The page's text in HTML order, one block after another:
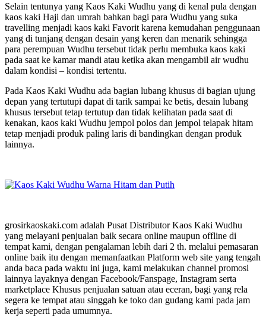
Selain tentunya yang Kaos Kaki Wudhu yang di kenal pula dengan
kaos kaki Haji dan umrah bahkan bagi para Wudhu yang suka
travelling menjadi kaos kaki Favorit karena kemudahan penggunaan
yang di tunjang dengan desain yang keren dan menarik sehingga
para perempuan Wudhu tersebut tidak perlu membuka kaos kaki
pada saat ke kamar mandi atau ketika akan mengambil air wudhu
dalam kondisi – kondisi tertentu.
Pada Kaos Kaki Wudhu ada bagian lubang khusus di bagian ujung
depan yang tertutupi dapat di tarik sampai ke betis, desain lubang
khusus tersebut tetap tertutup dan tidak kelihatan pada saat di
kenakan, kaos kaki Wudhu jempol polos dan jempol telapak hitam
tetap menjadi produk paling laris di bandingkan dengan produk
lainnya.
grosirkaoskaki.com adalah Pusat Distributor Kaos Kaki Wudhu
yang melayani penjualan baik secara online maupun offline di
tempat kami, dengan pengalaman lebih dari 2 th. melalui pemasaran
online baik itu dengan memanfaatkan Platform web site yang tengah
anda baca pada waktu ini juga, kami melakukan channel promosi
lainnya layaknya dengan Facebook/Fanspage, Instagram serta
marketplace Khusus penjualan satuan atau eceran, bagi yang rela
segera ke tempat atau singgah ke toko dan gudang kami pada jam
kerja seperti pada umumnya.